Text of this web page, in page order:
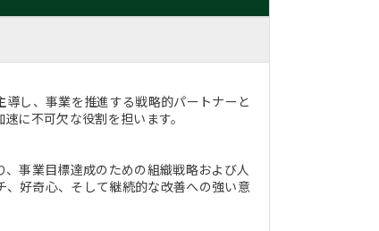
し、事業を推進する戦略的パートナーと
に不可欠な役割を担います。
事業目標達成のための組織戦略および人
好奇心、そして継続的な改善への強い意